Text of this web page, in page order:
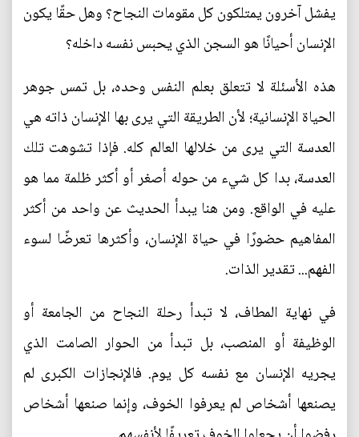
يفشل آخرون يمتلكون كل مقومات النجاح؟ وهل حقًا يكون
الإنسان أحيانًا هو السجن الذي يحبس نفسه داخله؟
هذه الأسئلة لا تتعلق بعلم النفس وحده، بل تمس جوهر
الحياة الإنسانية؛ لأن الطريقة التي يرى بها الإنسان ذاته هي
العدسة التي يرى من خلالها العالم كله. فإذا تشوهت تلك
العدسة، بدا كل شيء من حوله أصغر أو أكثر ظلمة مما هو
عليه في الواقع. ومن هنا يبدأ الحديث عن واحد من أكثر
المفاهيم حضورًا في حياة الإنسان، وأكثرها تعرضًا لسوء
الفهم... تقدير الذات.
في نهاية المطاف، لا تبدأ رحلة النجاح من الجامعة أو
الوظيفة أو المنصب، بل تبدأ من الحوار الصامت الذي
يجريه الإنسان مع نفسه كل يوم. فالإنجازات الكبرى لم
يصنعها أشخاص لم يعرفوا الخوف، وإنما صنعها أشخاص